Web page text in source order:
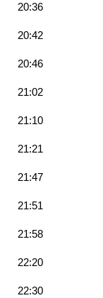
20:36
20:42
20:46
21:02
21:10
21:21
21:47
21:51
21:58
22:20
22:30